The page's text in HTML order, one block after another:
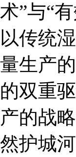
术”与“
以传统
量生产
的双重
产的战
然护城河